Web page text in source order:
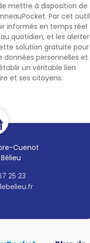
mettre à disposition de
Par cet outil
informés en temps réel
quotidien, et les alerter
solution gratuite pour
données personnelles et
un véritable lien
et ses citoyens.
Cuenot
25 23